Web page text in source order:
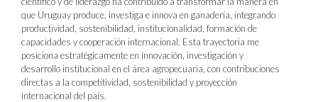
que Uruguay produce, investiga e innova en ganadería, integrando
productividad, sostenibilidad, institucionalidad, formación de
capacidades y cooperación internacional. Esta trayectoria me
posiciona estratégicamente en innovación, investigación y
desarrollo institucional en el área agropecuaria, con contribuciones
directas a la competitividad, sostenibilidad y proyección
internacional del país.